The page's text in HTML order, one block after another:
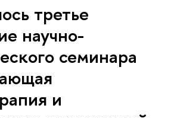
третье
научно-
семинара
и